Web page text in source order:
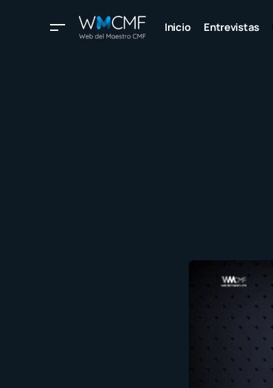
Inicio Entrevistas